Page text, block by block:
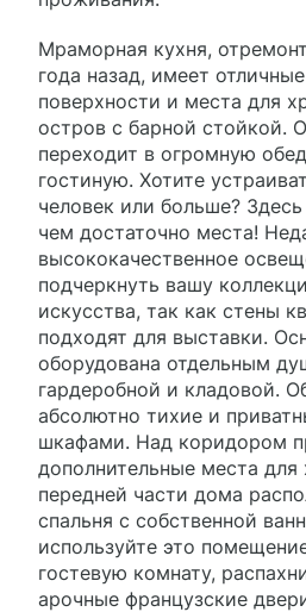
Мраморная кухня,
года назад, имеет
поверхности и места для
остров с барной стойкой.
переходит в огромную
гостиную. Хотите
человек или больше?
чем достаточно места!
высококачественное
подчеркнуть вашу
искусства, так как стены
подходят для выставки.
оборудована отдельным
гардеробной и кладовой.
абсолютно тихие и
шкафами. Над коридором
дополнительные места
передней части дома
спальня с собственной
используйте это
гостевую комнату,
арочные французские